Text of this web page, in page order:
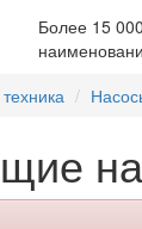
Более 15 000